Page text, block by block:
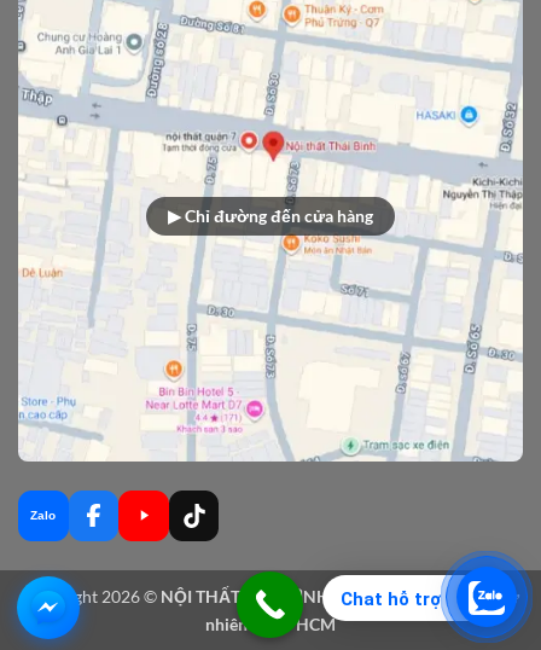
▶ Chỉ đường đến cửa hàng
Zalo
Copyright 2026 © NỘI THẤT THÁI BÌNH - Sản xuất nội thất gỗ tự
nhiên tại TPHCM
Chat hỗ trợ